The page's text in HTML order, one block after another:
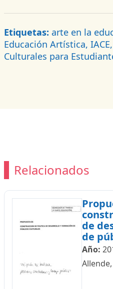
Etiquetas: arte en la
Educación Artística,
Culturales para
Relacionados
de
de
Año: